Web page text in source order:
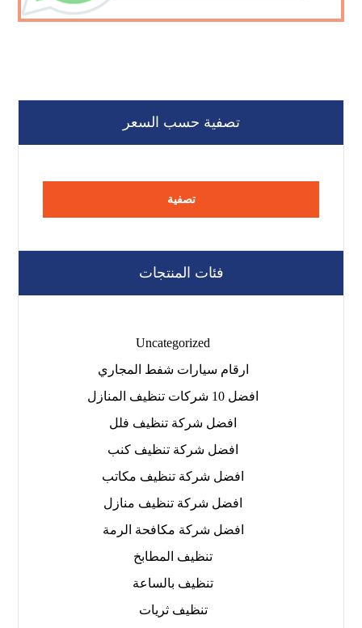
تصفية حسب السعر
تصفية
فئات المنتجات
Uncategorized
ارقام سيارات شفط المجاري
افضل 10 شركات تنظيف المنازل
افضل شركة تنظيف فلل
افضل شركة تنظيف كنب
افضل شركة تنظيف مكاتب
افضل شركة تنظيف منازل
افضل شركة مكافحة الرمة
تنظيف المطابخ
تنظيف بالساعة
تنظيف ثريات